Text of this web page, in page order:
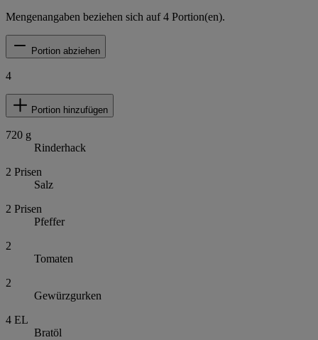
Mengenangaben beziehen sich auf4 Portion(en).
Portion abziehen
4
Portion hinzufügen
720 g
Rinderhack
2 Prisen
Salz
2 Prisen
Pfeffer
2
Tomaten
2
Gewürzgurken
4 EL
Bratöl